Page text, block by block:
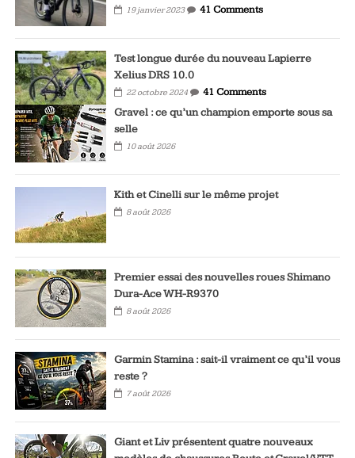
19 janvier 2023 41 Comments
Test longue durée du nouveau Lapierre
Xelius DRS 10.0
22 octobre 2024
41 Comments
Gravel : ce qu’un champion emporte sous sa
selle
10 août 2026
Kith et Cinelli sur le même projet
8 août 2026
Premier essai des nouvelles roues Shimano
Dura-Ace WH-R9370
8 août 2026
Garmin Stamina : sait-il vraiment ce qu’il vous
reste ?
7 août 2026
Giant et Liv présentent quatre nouveaux